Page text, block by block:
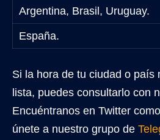
Argentina, Brasil, Uruguay.
España.
Si la hora de tu ciudad o país
lista, puedes consultarlo con
Encuéntranos en Twitter como
únete a nuestro grupo de